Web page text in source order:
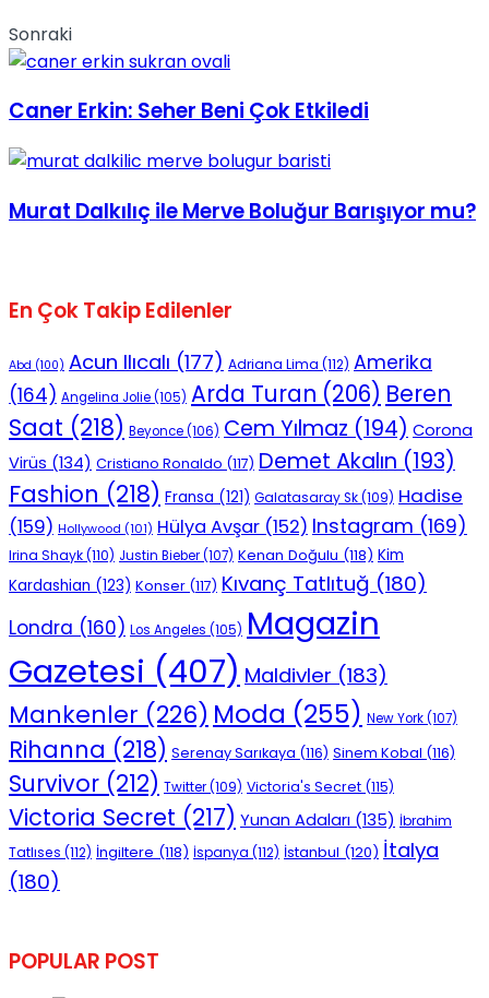
Sonraki
Caner Erkin: Seher Beni Çok Etkiledi
Murat Dalkılıç ile Merve Boluğur Barışıyor mu?
En Çok Takip Edilenler
Abd (100) Acun Ilıcalı (177) Adriana Lima (112) Amerika
(164) Angelina Jolie(105) Arda Turan (206) Beren
Saat (218) Beyonce(106) Cem Yılmaz (194) Corona
Virüs (134) Cristiano Ronaldo (117) Demet Akalın (193)
Fashion (218) Fransa (121) Galatasaray Sk(109) Hadise
(159) Hollywood (101) Hülya Avşar (152) Instagram (169)
Irina Shayk(110) Justin Bieber(107) Kenan Doğulu (118) Kim
Kardashian (123) Konser (117) Kıvanç Tatlıtuğ (180)
Londra (160) Los Angeles (105) Magazin
Gazetesi (407) Maldivler (183)
Mankenler (226) Moda (255) New York(107)
Rihanna (218) Serenay Sarıkaya (116) Sinem Kobal (116)
Survivor (212) Twitter(109) Victoria's Secret (115)
Victoria Secret (217) Yunan Adaları (135) İbrahim
Tatlıses (112) İngiltere (118) İspanya (112) İstanbul (120) İtalya
(180)
POPULAR POST